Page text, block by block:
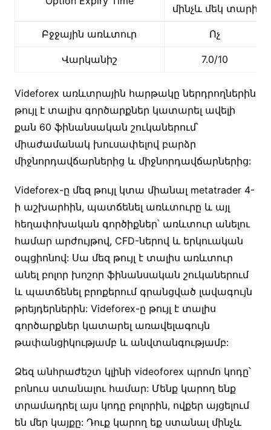
մինչև մեկ տարի
Բջջային առևտուր Ոչ
Վարկանիշ 7.0/10
Videforex առևտրային հարթակը ներդրողներին
թույլ է տալիս գործարքներ կատարել ավելի
քան 60 ֆինանսական շուկաներում՝
միաժամանակ խուսափելով բարձր
միջնորդավճարներից և միջնորդավճարներից:
Videforex-ը մեզ թույլ կտա միանալ metatrader 4-
ի աշխարհին, պատճենել առևտուրը և այլ
հեղափոխական գործիքներ՝ առևտուր անելու
համար արժույթով, CFD-ներով և երկուական
օպցիոնով: Սա մեզ թույլ է տալիս առևտուր
անել բոլոր խոշոր ֆինանսական շուկաներում
և պատճենել բրոքերում գրանցված լավագույն
թրեյդերներին: Videforex-ը թույլ է տալիս
գործարքներ կատարել առավելագույն
թափանցիկությամբ և անվտանգությամբ:
Ձեզ անհրաժեշտ կլինի videoforex պրոմո կոդը՝
բոնուս ստանալու համար: Մենք կարող ենք
տրամադրել այս կոդը բոլորին, ովքեր այցելում
են մեր կայքը: Դուք կարող եք ստանալ մինչև